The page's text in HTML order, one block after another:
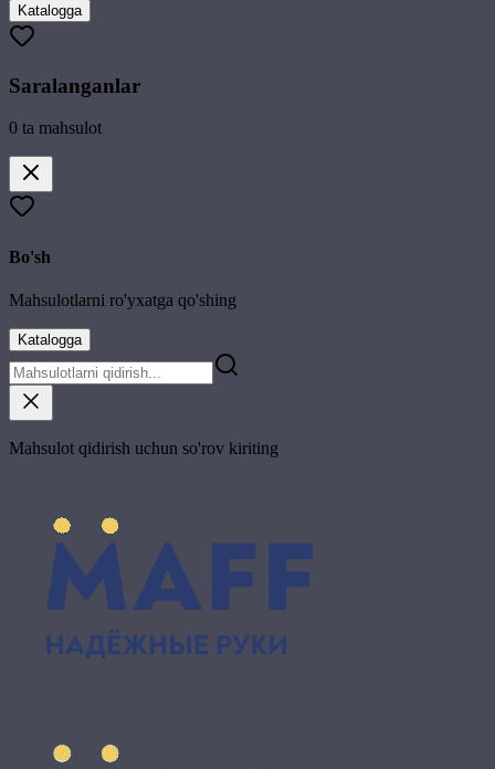
Katalogga
Saralanganlar
0 ta mahsulot
Bo'sh
Mahsulotlarni ro'yxatga qo'shing
Katalogga
Mahsulot qidirish uchun so'rov kiriting